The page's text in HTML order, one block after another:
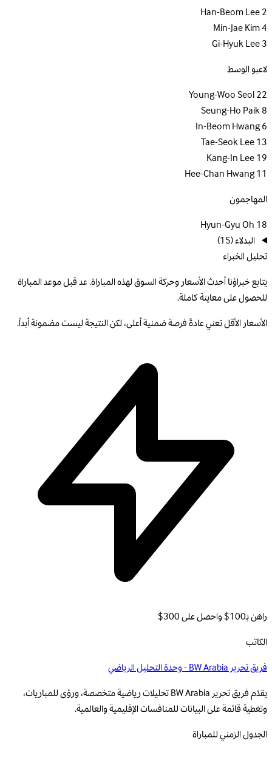
2
Han-Beom Lee
4
Min-Jae Kim
3
Gi-Hyuk Lee
لاعبو الوسط
22
Young-Woo Seol
8
Seung-Ho Paik
6
In-Beom Hwang
13
Tae-Seok Lee
19
Kang-In Lee
11
Hee-Chan Hwang
المهاجمون
18
Hyun-Gyu Oh
البدلاء(15)
تحليل الخبراء
يتابع خبراؤنا أحدث الأسعار وحركة السوق لهذه المباراة. عد قبل موعد المباراة
للحصول على معاينة كاملة.
الأسعار الأقل تعني عادةً فرصة ضمنية أعلى، لكن النتيجة ليست مضمونة أبداً.
راهن بـ100$ واحصل على 300$
الكاتب
فريق تحرير BW Arabia - وحدة التحليل الرياضي
يقدّم فريق تحرير BW Arabia تحليلات رياضية متخصصة، ورؤى للمباريات،
وتغطية قائمة على البيانات للمنافسات الإقليمية والعالمية.
الجدول الزمني للمباراة